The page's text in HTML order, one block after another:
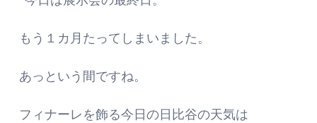
もう１カ月たってしまいました。
あっという間ですね。
フィナーレを飾る今日の日比谷の天気は